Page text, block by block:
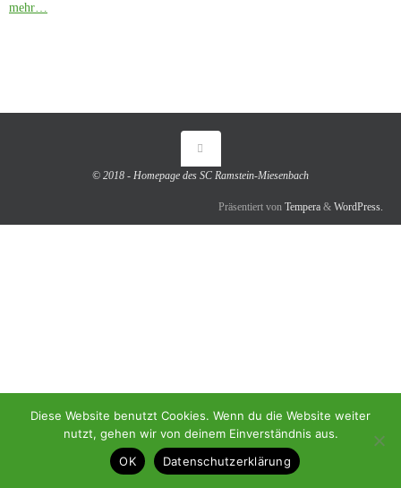
mehr…
© 2018 - Homepage des SC Ramstein-Miesenbach
Präsentiert von Tempera & WordPress.
Diese Website benutzt Cookies. Wenn du die Website weiter
nutzt, gehen wir von deinem Einverständnis aus.
OK
Datenschutzerklärung